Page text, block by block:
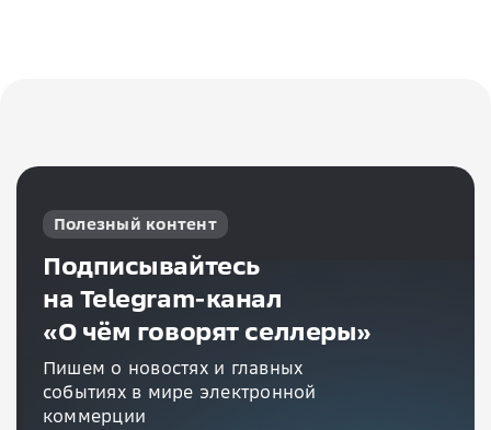
Полезный контент
Подписывайтесь
на Telegram-канал
«О чём говорят селлеры»
Пишем о новостях и главных
событиях в мире электронной
коммерции